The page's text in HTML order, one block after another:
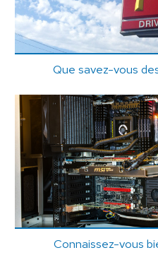
Que savez-vous
Connaissez-vous